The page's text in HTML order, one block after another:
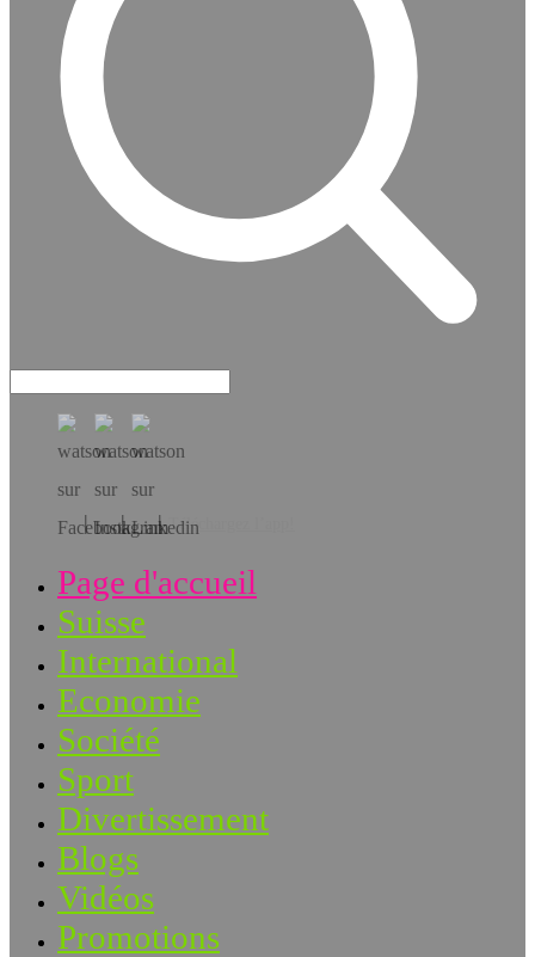
Téléchargez l’app!
Page d'accueil
Suisse
International
Economie
Société
Sport
Divertissement
Blogs
Vidéos
Promotions